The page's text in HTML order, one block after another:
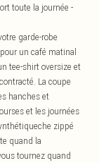
toute la journée -
garde-robe
un café matinal
tee-shirt oversize et
La coupe
hanches et
et les journées
zippé
quand la
tournez quand